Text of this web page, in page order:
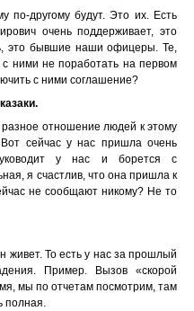
по-другому будут. Это их. Есть
очень поддерживает, это
это бывшие наши офицеры. Те,
ними не поработать на первом
с ними соглашение?
отношение людей к этому
сейчас у нас пришла очень
у нас и борется с
я счастлив, что она пришла к
не сообщают никому? Не то
живет. То есть у нас за прошлый
Пример. Вызов «скорой
мы по отчетам посмотрим, там
полная.